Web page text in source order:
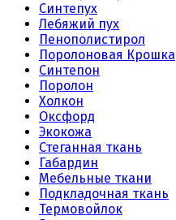
Синтепух
Лебяжий пух
Пенополистирол
Поролоновая Крошка
Синтепон
Поролон
Холкон
Оксфорд
Экокожа
Стеганная ткань
Габардин
Мебельные ткани
Подкладочная ткань
Термовойлок